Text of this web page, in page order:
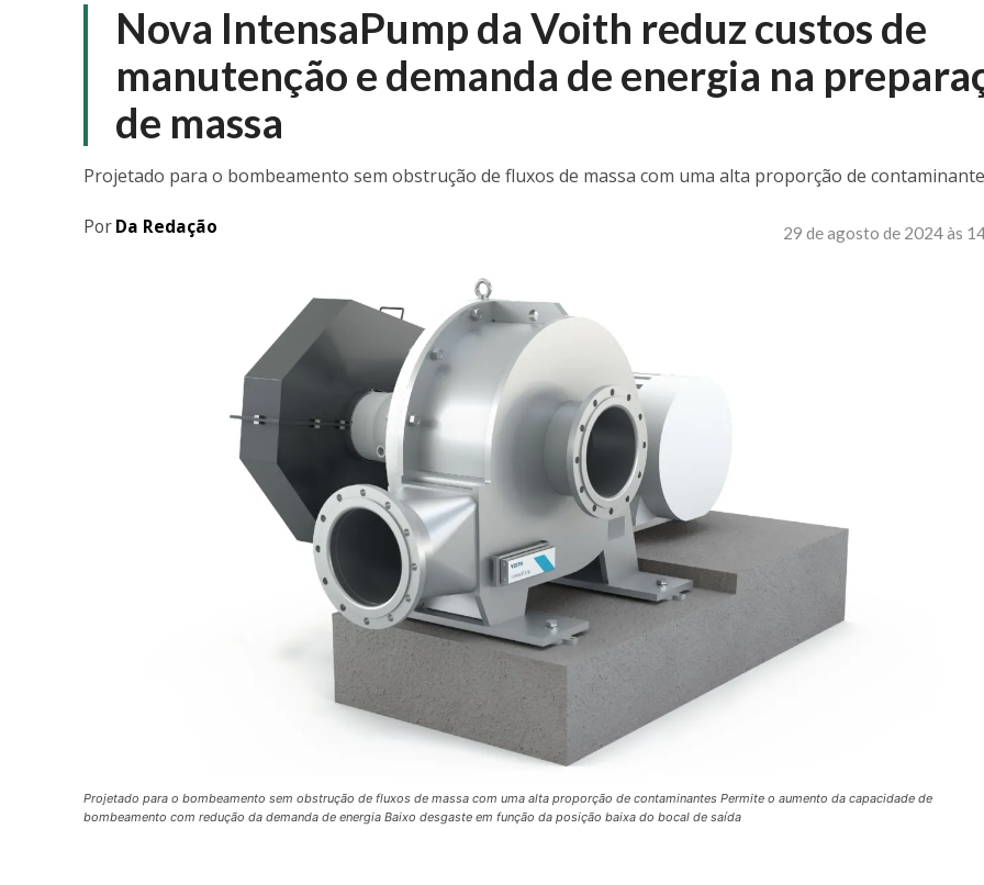
Nova IntensaPump da Voith reduz custos de
manutenção e demanda de energia na
de massa
Projetado para o bombeamento sem obstrução de fluxos de massa com uma alta proporção de
PorDa Redação 29 de agosto de 2024 às
Projetado para o bombeamento sem obstrução de fluxos de massa com uma alta proporção de contaminantes Permite o aumento da capacidade de
bombeamento com redução da demanda de energia Baixo desgaste em função da posição baixa do bocal de saída